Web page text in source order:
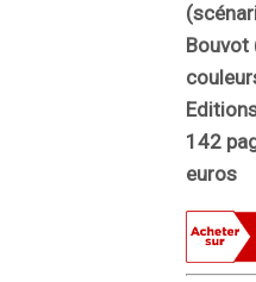
Bouvot
142
euros